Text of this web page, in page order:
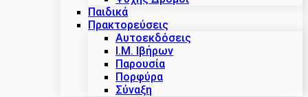
Παιδικά
Πρακτoρεύσεις
Αυτοεκδόσεις
Ι.Μ. Ιβήρων
Παρουσία
Πορφύρα
Σύναξη